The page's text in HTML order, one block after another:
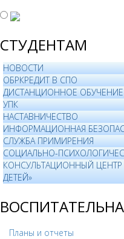
СТУДЕНТАМ
НОВОСТИ
ОБРКРЕДИТ В СПО
ДИСТАНЦИОННОЕ ОБУЧЕНИЕ
УПК
НАСТАВНИЧЕСТВО
ИНФОРМАЦИОННАЯ
СЛУЖБА ПРИМИРЕНИЯ
СОЦИАЛЬНО-
КОНСУЛЬТАЦИОННЫЙ
ДЕТЕЙ»
Планы и отчеты